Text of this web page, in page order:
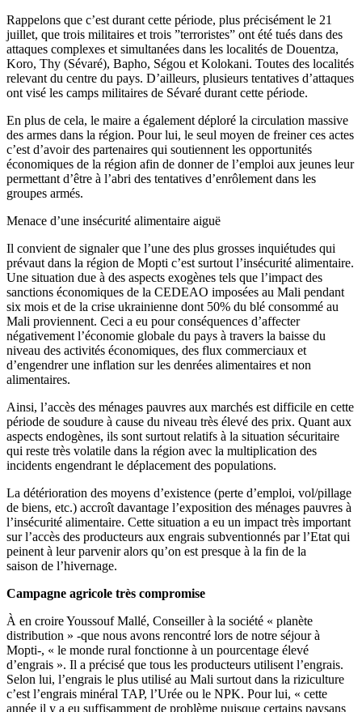
Rappelons que c’est durant cette période, plus précisément le 21
juillet, que trois militaires et trois ”terroristes” ont été tués dans des
attaques complexes et simultanées dans les localités de Douentza,
Koro, Thy (Sévaré), Bapho, Ségou et Kolokani. Toutes des localités
relevant du centre du pays. D’ailleurs, plusieurs tentatives d’attaques
ont visé les camps militaires de Sévaré durant cette période.
En plus de cela, le maire a également déploré la circulation massive
des armes dans la région. Pour lui, le seul moyen de freiner ces actes
c’est d’avoir des partenaires qui soutiennent les opportunités
économiques de la région afin de donner de l’emploi aux jeunes leur
permettant d’être à l’abri des tentatives d’enrôlement dans les
groupes armés.
Menace d’une insécurité alimentaire aiguë
Il convient de signaler que l’une des plus grosses inquiétudes qui
prévaut dans la région de Mopti c’est surtout l’insécurité alimentaire.
Une situation due à des aspects exogènes tels que l’impact des
sanctions économiques de la CEDEAO imposées au Mali pendant
six mois et de la crise ukrainienne dont 50% du blé consommé au
Mali proviennent. Ceci a eu pour conséquences d’affecter
négativement l’économie globale du pays à travers la baisse du
niveau des activités économiques, des flux commerciaux et
d’engendrer une inflation sur les denrées alimentaires et non
alimentaires.
Ainsi, l’accès des ménages pauvres aux marchés est difficile en cette
période de soudure à cause du niveau très élevé des prix. Quant aux
aspects endogènes, ils sont surtout relatifs à la situation sécuritaire
qui reste très volatile dans la région avec la multiplication des
incidents engendrant le déplacement des populations.
La détérioration des moyens d’existence (perte d’emploi, vol/pillage
de biens, etc.) accroît davantage l’exposition des ménages pauvres à
l’insécurité alimentaire. Cette situation a eu un impact très important
sur l’accès des producteurs aux engrais subventionnés par l’Etat qui
peinent à leur parvenir alors qu’on est presque à la fin de la
saison de l’hivernage.
Campagne agricole très compromise
À en croire Youssouf Mallé, Conseiller à la société « planète
distribution » -que nous avons rencontré lors de notre séjour à
Mopti-, « le monde rural fonctionne à un pourcentage élevé
d’engrais ». Il a précisé que tous les producteurs utilisent l’engrais.
Selon lui, l’engrais le plus utilisé au Mali surtout dans la riziculture
c’est l’engrais minéral TAP, l’Urée ou le NPK. Pour lui, « cette
année il y a eu suffisamment de problème puisque certains paysans